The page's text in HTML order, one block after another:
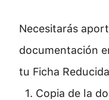
Necesitarás
documentación
tu Ficha
1. Copia de la